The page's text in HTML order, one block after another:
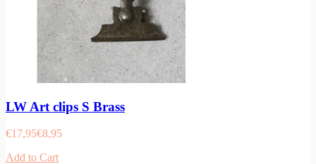
LW Art clips S Brass
€17,95€8,95
Add to Cart